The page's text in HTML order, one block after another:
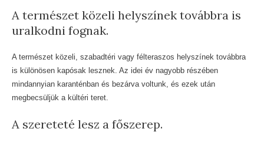
A természet közeli helyszínek továbbra is
uralkodni fognak.
A természet közeli, szabadtéri vagy félteraszos helyszínek továbbra
is különösen kapósak lesznek. Az idei év nagyobb részében
mindannyian karanténban és bezárva voltunk, és ezek után
megbecsüljük a kültéri teret.
A szereteté lesz a főszerep.